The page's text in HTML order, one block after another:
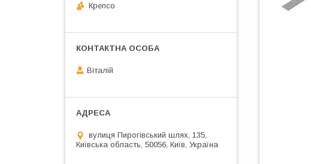
Крепсо
Віталій
вулиця Пирогівський шлях, 135,
Київська область, 50056, Київ, Україна